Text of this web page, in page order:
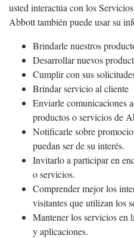
usted interactúa con los
Abbott también puede usar su
Brindarle nuestros
Desarrollar nuevos
Cumplir con sus
Brindar servicio al cliente
Enviarle comunicaciones
productos o servicios de
Notificarle sobre
puedan ser de su interés.
Invitarlo a participar en
o servicios.
Comprender mejor los
visitantes que utilizan los
Mantener los servicios en
y aplicaciones.